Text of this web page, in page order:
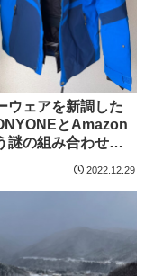
ウェアを新調した
とAmazon
謎の組み合わせに
2022.12.29